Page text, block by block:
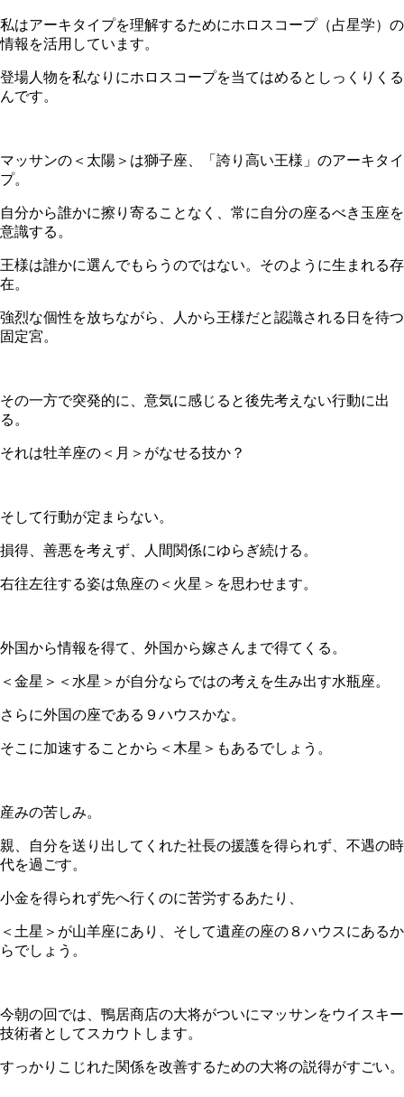
私はアーキタイプを理解するためにホロスコープ（占星学）の
情報を活用しています。
登場人物を私なりにホロスコープを当てはめるとしっくりくる
んです。
マッサンの＜太陽＞は獅子座、「誇り高い王様」のアーキタイ
プ。
自分から誰かに擦り寄ることなく、常に自分の座るべき玉座を
意識する。
王様は誰かに選んでもらうのではない。そのように生まれる存
在。
強烈な個性を放ちながら、人から王様だと認識される日を待つ
固定宮。
その一方で突発的に、意気に感じると後先考えない行動に出
る。
それは牡羊座の＜月＞がなせる技か？
そして行動が定まらない。
損得、善悪を考えず、人間関係にゆらぎ続ける。
右往左往する姿は魚座の＜火星＞を思わせます。
外国から情報を得て、外国から嫁さんまで得てくる。
＜金星＞＜水星＞が自分ならではの考えを生み出す水瓶座。
さらに外国の座である９ハウスかな。
そこに加速することから＜木星＞もあるでしょう。
産みの苦しみ。
親、自分を送り出してくれた社長の援護を得られず、不遇の時
代を過ごす。
小金を得られず先へ行くのに苦労するあたり、
＜土星＞が山羊座にあり、そして遺産の座の８ハウスにあるか
らでしょう。
今朝の回では、鴨居商店の大将がついにマッサンをウイスキー
技術者としてスカウトします。
すっかりこじれた関係を改善するための大将の説得がすごい。